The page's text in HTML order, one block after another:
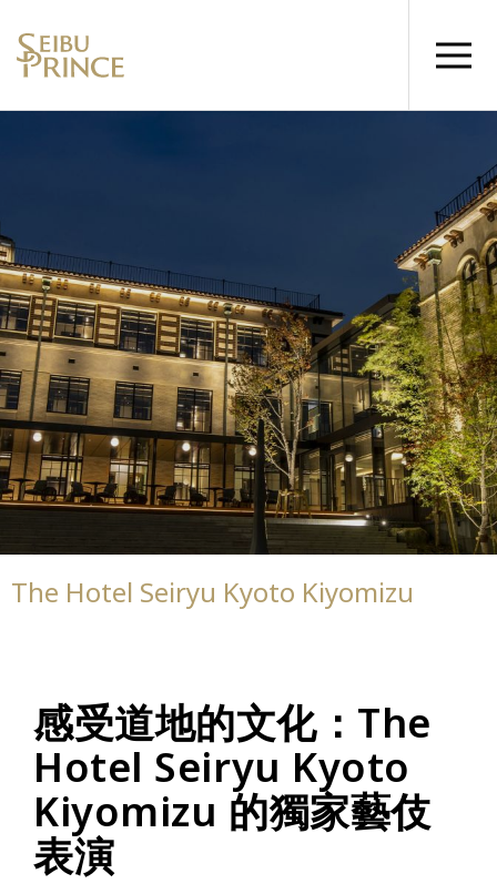
The Hotel Seiryu Kyoto Kiyomizu
感受道地的文化：The
Hotel Seiryu Kyoto
Kiyomizu 的獨家藝伎
表演